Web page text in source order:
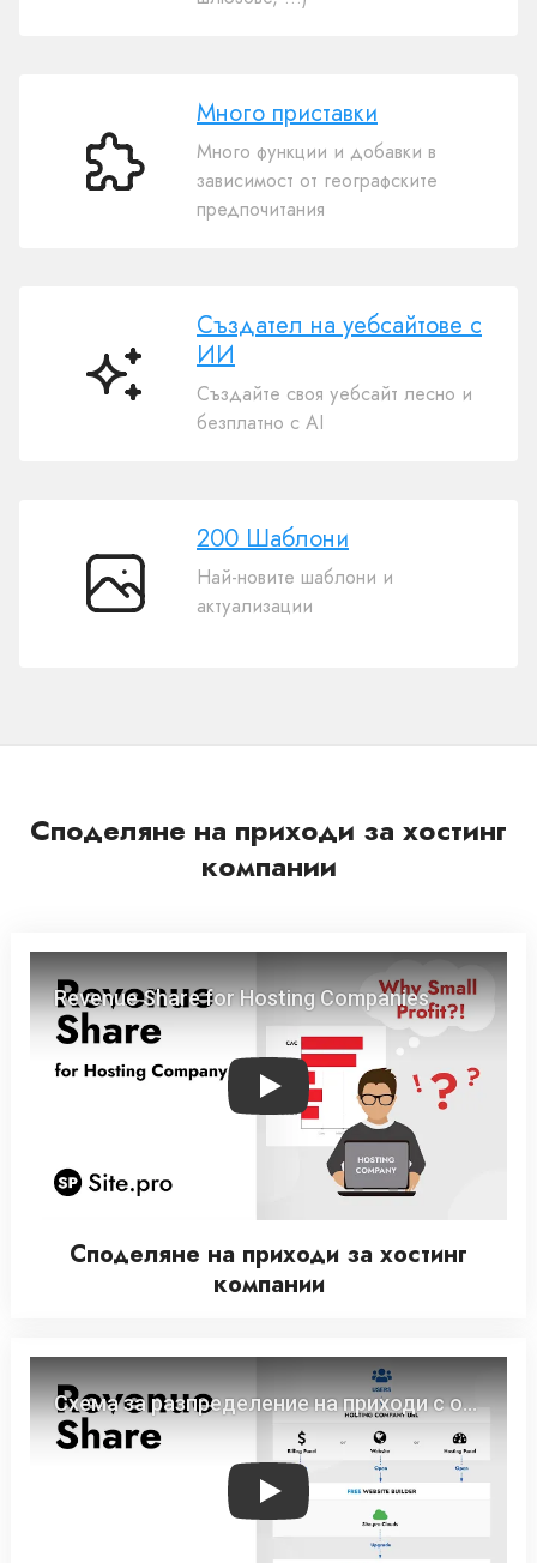
Много
приставки
Много приставки
Много функции и добавки в
зависимост от географските
предпочитания
Създател
Създател на уебсайтове с
ИИ
Създайте своя уебсайт лесно и
безплатно с AI
200
200 Шаблони
Най-новите шаблони и
актуализации
Споделяне на приходи за хостинг
компании
Play
Споделяне на приходи за хостинг
компании
Play